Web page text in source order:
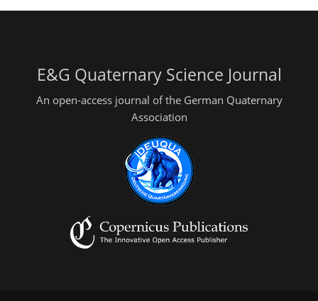
E&G Quaternary Science Journal
An open-access journal of the German Quaternary
Association